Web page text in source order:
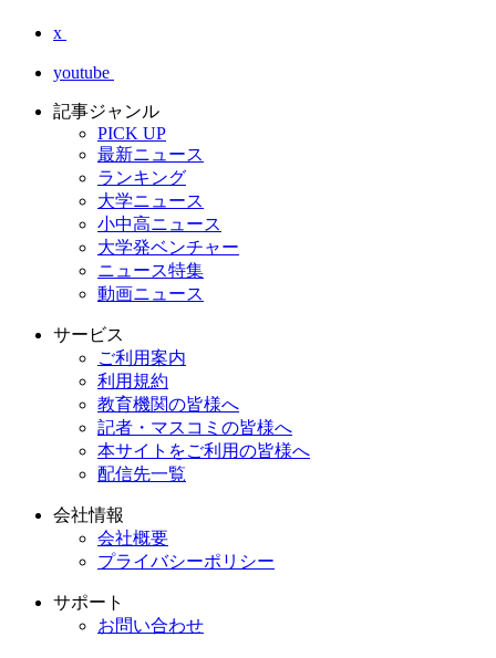
x
youtube
記事ジャンル
PICK UP
最新ニュース
ランキング
大学ニュース
小中高ニュース
大学発ベンチャー
ニュース特集
動画ニュース
サービス
ご利用案内
利用規約
教育機関の皆様へ
記者・マスコミの皆様へ
本サイトをご利用の皆様へ
配信先一覧
会社情報
会社概要
プライバシーポリシー
サポート
お問い合わせ